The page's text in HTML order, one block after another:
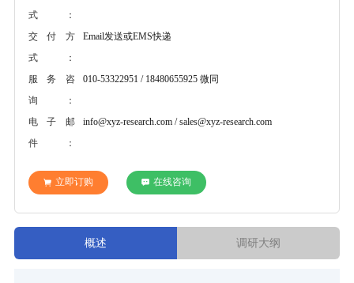
式：
交付方
式：
Email发送或EMS快递
服务咨
询：
010-53322951 / 18480655925 微同
电子邮
件：
info@xyz-research.com / sales@xyz-research.com
立即订购 在线咨询
概述 调研大纲